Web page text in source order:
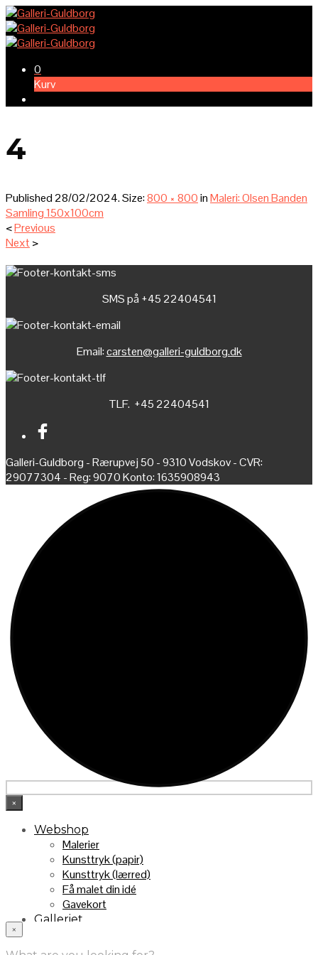
0
Kurv
4
Published28/02/2024. Size:800 × 800inMaleri: Olsen Banden
Samling 150x100cm
<Previous
Next>
SMS på +45 22404541
Email:carsten@galleri-guldborg.dk
TLF. +45 22404541
Galleri-Guldborg - Rærupvej 50 - 9310 Vodskov - CVR:
29077304 - Reg: 9070 Konto: 1635908943
×
Webshop
Malerier
Kunsttryk (papir)
Kunsttryk (lærred)
Få malet din idé
Gavekort
Galleriet
Handelsebetingelser
×